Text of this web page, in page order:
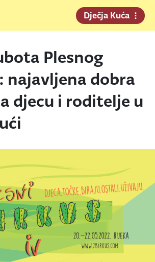
Dječja Kuća
Plesnog
najavljena dobra
djecu i roditelje u